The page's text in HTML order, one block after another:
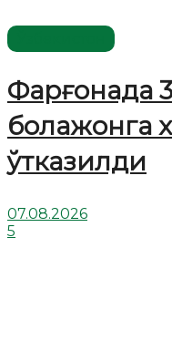
Фарғонада
болажонга
ўтказилди
07.08.2026
5